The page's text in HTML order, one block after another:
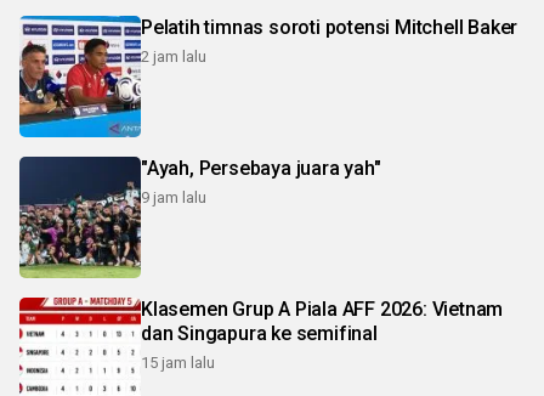
Pelatih timnas soroti potensi Mitchell Baker
2 jam lalu
"Ayah, Persebaya juara yah"
9 jam lalu
Klasemen Grup A Piala AFF 2026: Vietnam
dan Singapura ke semifinal
15 jam lalu